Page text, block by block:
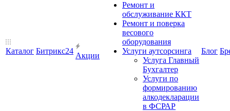
Каталог Битрикс24
Акции
Ремонт и
обслуживание ККТ
Ремонт и поверка
весового
оборудования
Услуги аутсорсинга
Услуга Главный
Бухгалтер
Услуги по
формированию
алкодекларации
в ФСРАР
Блог